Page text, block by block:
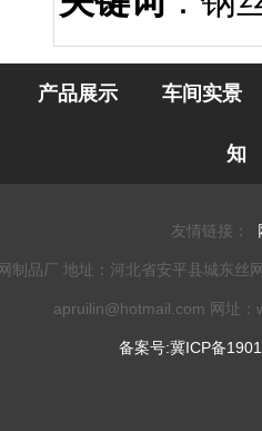
产品展示 车间实景
知
友情链接：
制品厂 地址：河北省安平县城东
apruilin@hotmail.com 网址
备案号:冀ICP备